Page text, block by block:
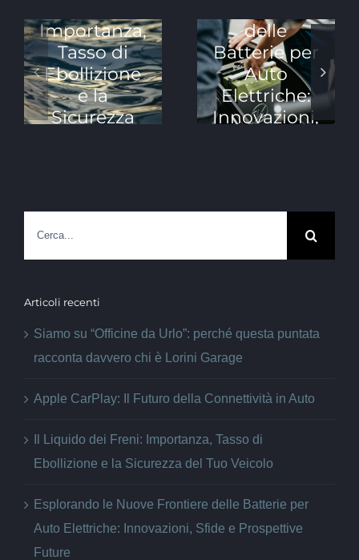
Importanza,
Tasso di
Ebollizione
e la
Sicurezza
delle
Batterie per
Auto
Elettriche:
Innovazioni,
Articoli recenti
Siamo su “Officine da Urlo”: perché questa puntata
racconta davvero chi è Lorini Garage
Apple CarPlay: Il Futuro della Connettività in Auto
Il Liquido dei Freni: Importanza, Tasso di
Ebollizione e la Sicurezza del Tuo Veicolo
Esplorando le Nuove Frontiere delle Batterie per
Auto Elettriche: Innovazioni, Sfide e Prospettive
Future